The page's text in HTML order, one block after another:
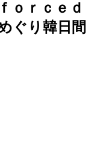
ｏｒｃｅｄ
ぐり韓日間